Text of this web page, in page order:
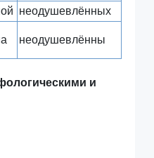
неодушевлённых
неодушевлённы
и